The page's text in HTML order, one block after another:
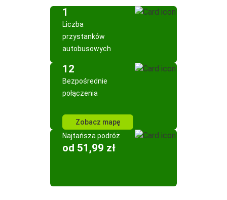
1
Liczba
przystanków
autobusowych
12
Bezpośrednie
połączenia
Zobacz mapę
Najtańsza podróż
od 51,99 zł